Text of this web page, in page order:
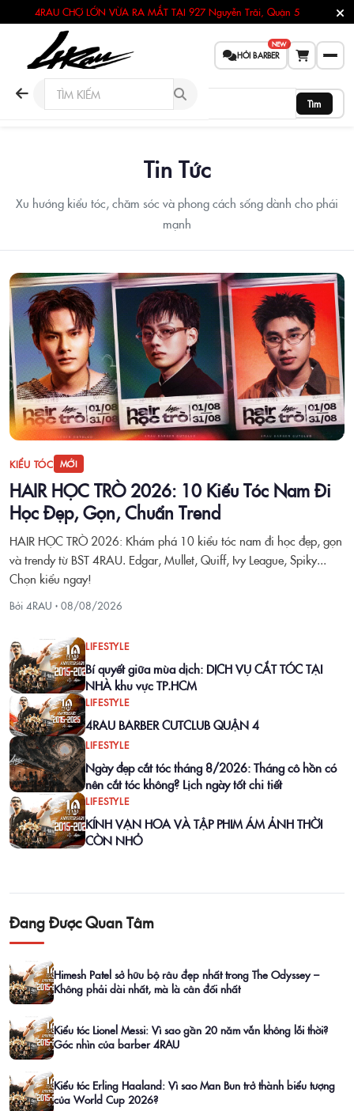
4RAU CHỢ LỚN VỪA RA MẮT TẠI 927 Nguyễn Trãi, Quận 5
HỎI BARBER
NEW
Tìm
Tin Tức
Xu hướng kiểu tóc, chăm sóc và phong cách sống dành cho phái
mạnh
KIỂU TÓC MỚI
HAIR HỌC TRÒ 2026: 10 Kiểu Tóc Nam Đi
Học Đẹp, Gọn, Chuẩn Trend
HAIR HỌC TRÒ 2026: Khám phá 10 kiểu tóc nam đi học đẹp, gọn
và trendy từ BST 4RAU. Edgar, Mullet, Quiff, Ivy League, Spiky...
Chọn kiểu ngay!
Bởi 4RAU · 08/08/2026
LIFESTYLE
Bí quyết giữa mùa dịch: DỊCH VỤ CẮT TÓC TẠI
NHÀ khu vực TP.HCM
LIFESTYLE
4RAU BARBER CUTCLUB QUẬN 4
LIFESTYLE
Ngày đẹp cắt tóc tháng 8/2026: Tháng cô hồn có
nên cắt tóc không? Lịch ngày tốt chi tiết
LIFESTYLE
KÍNH VẠN HOA VÀ TẬP PHIM ÁM ẢNH THỜI
CÒN NHỎ
Đang Được Quan Tâm
Himesh Patel sở hữu bộ râu đẹp nhất trong The Odyssey –
Không phải dài nhất, mà là cân đối nhất
Kiểu tóc Lionel Messi: Vì sao gần 20 năm vẫn không lỗi thời?
Góc nhìn của barber 4RAU
Kiểu tóc Erling Haaland: Vì sao Man Bun trở thành biểu tượng
của World Cup 2026?